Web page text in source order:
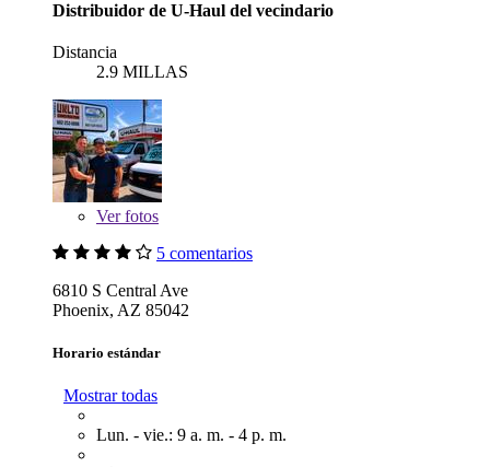
Distribuidor de U-Haul del vecindario
Distancia
2.9 MILLAS
Verfotos
5 comentarios
6810 S Central Ave
Phoenix, AZ 85042
Horario estándar
Mostrar todas
Lun. - vie.: 9 a. m. - 4 p. m.